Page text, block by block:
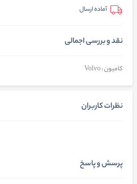
آماده ارسال
نقد و بررسی اجمالی
کامیون : Volvo
نظرات کاربران
پرسش و پاسخ